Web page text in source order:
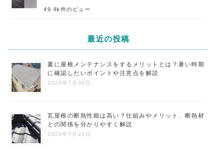
49.9k件のビュー
最近の投稿
夏に屋根メンテナンスをするメリットとは？暑い時期
に確認したいポイントや注意点を解説
2026年7月30日
瓦屋根の断熱性能は高い？仕組みやメリット、断熱材
との関係を分かりやすく解説
2026年7月20日